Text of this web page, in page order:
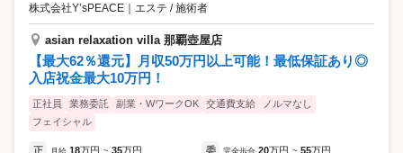
株式会社Y’sPEACE ｜ エステ / 施術者
asian relaxation villa 那覇壺屋店
【最大62％還元】月収50万円以上可能！最低保証あり◎
入店祝金最大10万円！
正社員 業務委託 副業・WワークOK 交通費支給
ノルマなし
フェイシャル
正 月給 18万円 ~ 35万円 委 完全歩合 20万円 ~ 55万円